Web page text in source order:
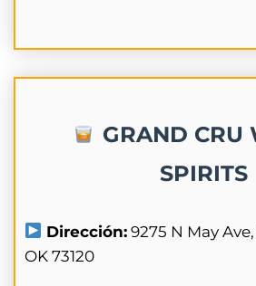
GRAND CRU
SPIRITS
Dirección: 9275 N May
OK 73120